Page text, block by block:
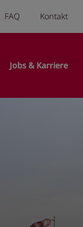
FAQ Kontakt
Jobs & Karriere